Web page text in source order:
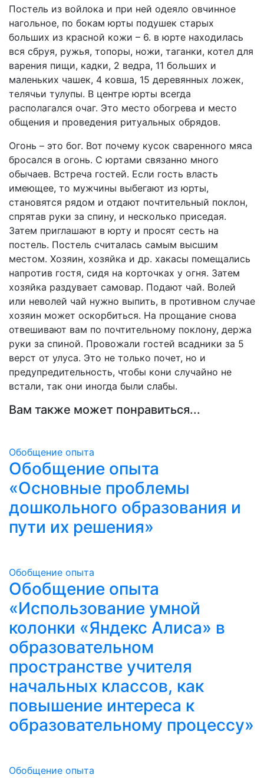
Постель из войлока и при ней одеяло овчинное
нагольное, по бокам юрты подушек старых
больших из красной кожи – 6. в юрте находилась
вся сбруя, ружья, топоры, ножи, таганки, котел для
варения пищи, кадки, 2 ведра, 11 больших и
маленьких чашек, 4 ковша, 15 деревянных ложек,
телячьи тулупы. В центре юрты всегда
располагался очаг. Это место обогрева и место
общения и проведения ритуальных обрядов.
Огонь – это бог. Вот почему кусок сваренного мяса
бросался в огонь. С юртами связанно много
обычаев. Встреча гостей. Если гость власть
имеющее, то мужчины выбегают из юрты,
становятся рядом и отдают почтительный поклон,
спрятав руки за спину, и несколько приседая.
Затем приглашают в юрту и просят сесть на
постель. Постель считалась самым высшим
местом. Хозяин, хозяйка и др. хакасы помещались
напротив гостя, сидя на корточках у огня. Затем
хозяйка раздувает самовар. Подают чай. Волей
или неволей чай нужно выпить, в противном случае
хозяин может оскорбиться. На прощание снова
отвешивают вам по почтительному поклону, держа
руки за спиной. Провожали гостей всадники за 5
верст от улуса. Это не только почет, но и
предупредительность, чтобы кони случайно не
встали, так они иногда были слабы.
Вам также может понравиться...
Обобщение опыта
Обобщение опыта
«Основные проблемы
дошкольного образования и
пути их решения»
Обобщение опыта
Обобщение опыта
«Использование умной
колонки «Яндекс Алиса» в
образовательном
пространстве учителя
начальных классов, как
повышение интереса к
образовательному процессу»
Обобщение опыта